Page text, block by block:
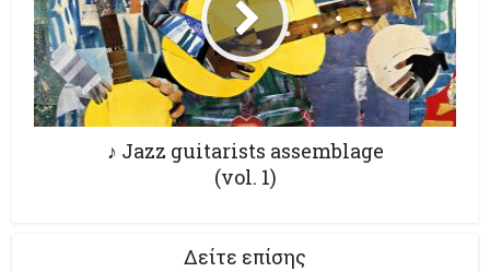
♪ Jazz guitarists assemblage
(vol. 1)
Δείτε επίσης